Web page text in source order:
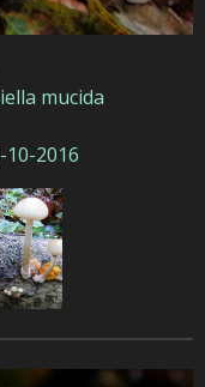
mucida
2016